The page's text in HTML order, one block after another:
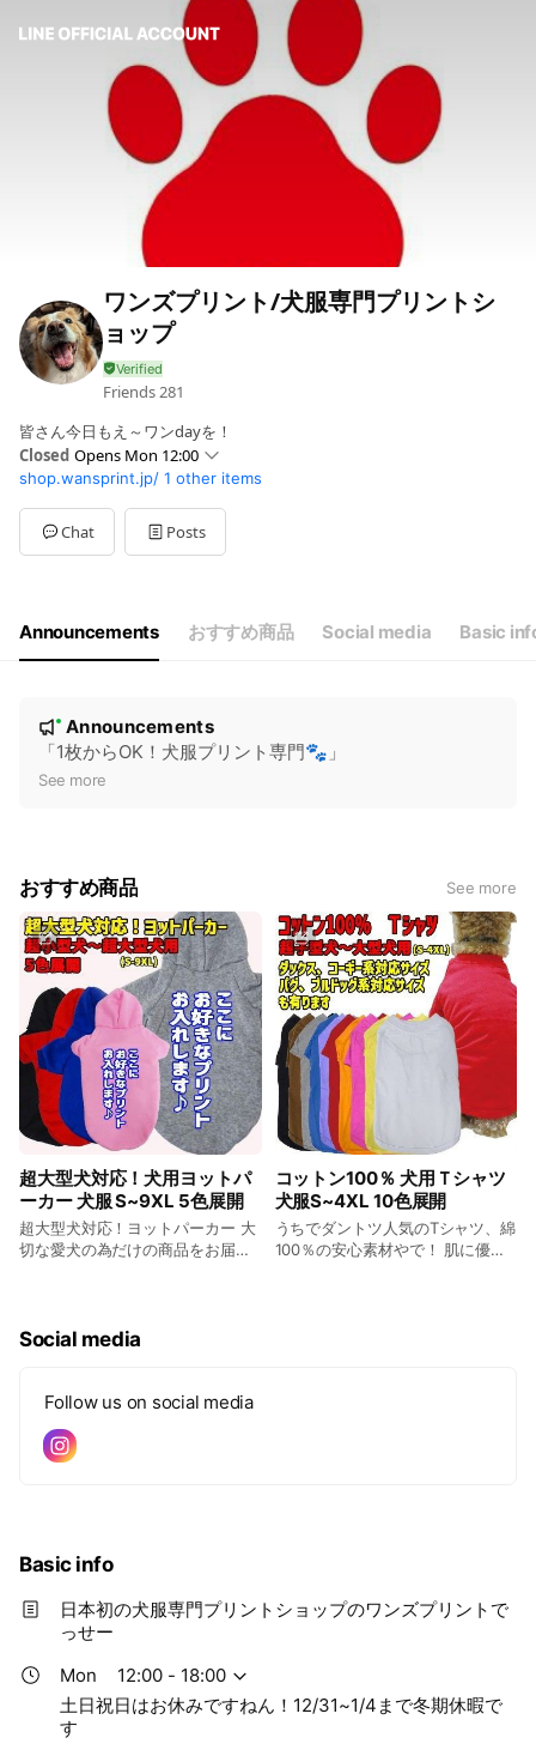
ワンズプリント/犬服専門プリントシ
ョップ
Friends281
皆さん今日もえ～ワンdayを！
Closed Opens Mon 12:00
SunClosed
Mon12:00 - 18:00
Tue12:00 - 18:00
Wed12:00 - 18:00
土日祝日はお休みですねん！12/31~1/4まで冬期休暇です
shop.wansprint.jp/ 1 other items
Chat Posts
Announcements おすすめ商品 Social media Basic
e
New
Announcements
「1枚からOK！犬服プリント専門🐾」
See more
おすすめ商品 See more
超大型犬対応！犬用ヨットパ
ーカー 犬服 S~9XL 5色展開
超大型犬対応！ヨットパーカー 大
切な愛犬の為だけの商品をお届
カー、お散歩バッグも作れますの
コットン100％ 犬用Ｔシャツ
犬服S~4XL 10色展開
うちでダントツ人気のTシャツ、綿
100％の安心素材やで！ 肌に優し
Social media
Follow us on social media
Basic info
日本初の犬服専門プリントショップのワンズプリントで
っせー
Mon
12:00 - 18:00
土日祝日はお休みですねん！12/31~1/4まで冬期休暇で
す